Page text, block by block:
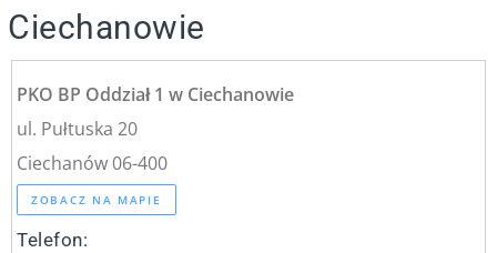
Ciechanowie
PKO BP Oddział 1 w Ciechanowie
ul. Pułtuska 20
Ciechanów 06-400
ZOBACZ NA MAPIE
Telefon: